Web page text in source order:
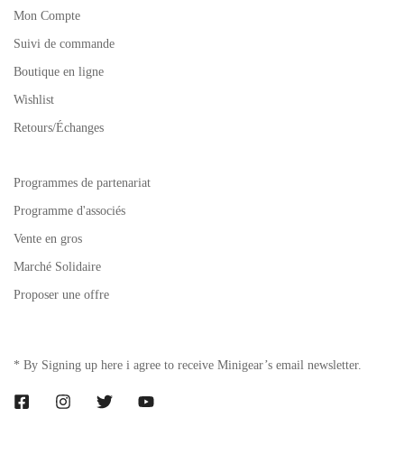
Mon Compte
Suivi de commande
Boutique en ligne
Wishlist
Retours/Échanges
Programmes de partenariat
Programme d'associés
Vente en gros
Marché Solidaire
Proposer une offre
* By Signing up here i agree to receive Minigear’s email newsletter.